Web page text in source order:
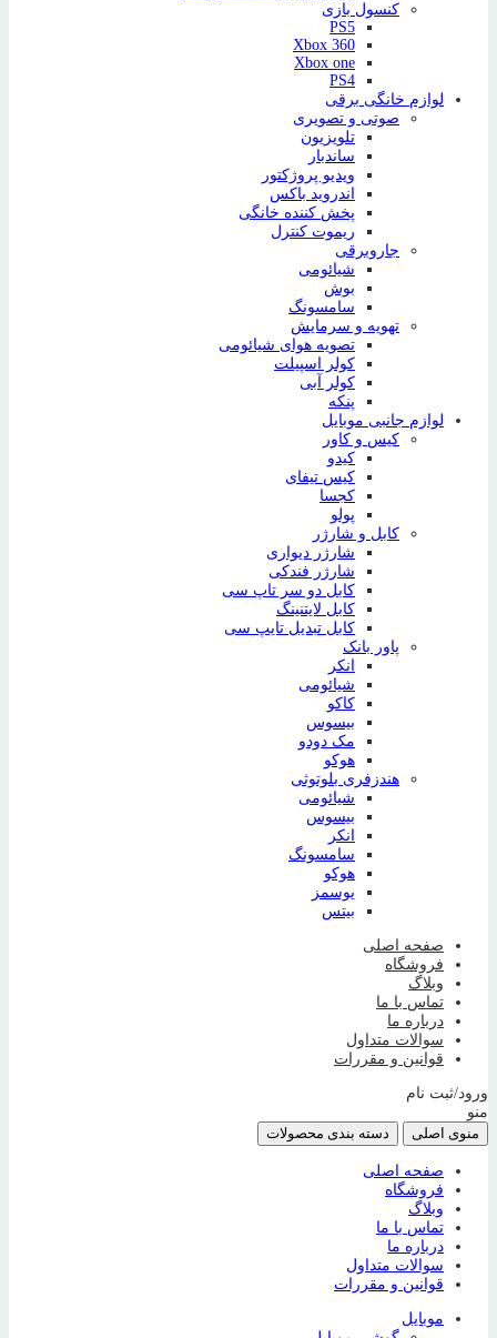
کنسول بازی
PS5
Xbox 360
Xbox one
PS4
لوازم خانگی برقی
صوتی و تصویری
تلویزیون
ساندبار
ویدیو پروژکتور
اندروید باکس
پخش کننده خانگی
ریموت کنترل
جاروبرقی
شیائومی
بوش
سامسونگ
تهویه و سرمایش
تصویه هوای شیائومی
کولر اسپیلت
کولر آبی
پنکه
لوازم جانبی موبایل
کیس و کاور
کیدو
کیس تیفای
کجسا
پولو
کابل و شارژر
شارژر دیواری
شارژر فندکی
کابل دو سر تاپ سی
کابل لایتنینگ
کابل تبدیل تایپ سی
پاور بانک
انکر
شیائومی
کاکو
بیسوس
مک دودو
هوکو
هندزفری بلوتوثی
شیائومی
بیسوس
انکر
سامسونگ
هوکو
یوسمز
بیتس
صفحه اصلی
فروشگاه
وبلاگ
تماس با ما
درباره ما
سوالات متداول
قوانین و مقررات
ورود/ثبت نام
منو
منوی اصلی
دسته بندی محصولات
صفحه اصلی
فروشگاه
وبلاگ
تماس با ما
درباره ما
سوالات متداول
قوانین و مقررات
موبایل